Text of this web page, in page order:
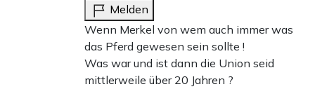
Melden
Wenn Merkel von wem auch immer was
das Pferd gewesen sein sollte !
Was war und ist dann die Union seid
mittlerweile über 20 Jahren ?